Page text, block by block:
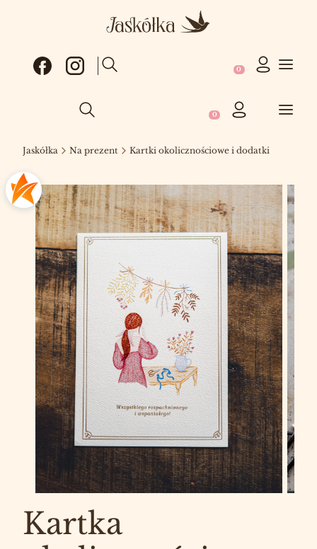
Otwórz wyszukiwarkę Produkty w
Otwórz wyszukiwarkę Produkty w koszyku:
Jaskółka Na prezent Kartki okolicznościowe i dodatki
Kartka